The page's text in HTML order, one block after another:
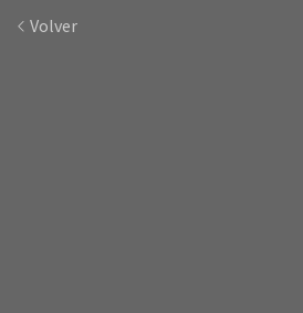
Volver